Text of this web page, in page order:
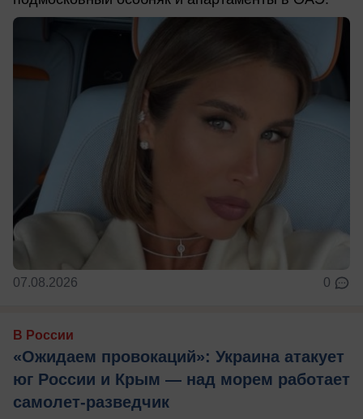
07.08.2026 0
В России
«Ожидаем провокаций»: Украина атакует
юг России и Крым — над морем работает
самолет-разведчик